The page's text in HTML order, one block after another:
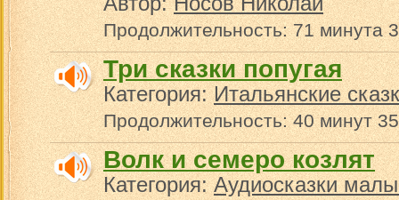
Продолжительность: 71 минута
Три сказки попугая
Категория:Итальянские
Продолжительность: 40 минут
Волк и семеро козлят
Категория:Аудиосказки